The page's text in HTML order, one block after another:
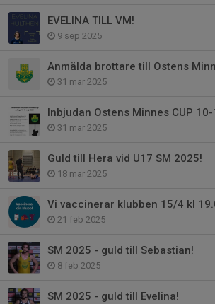
EVELINA TILL VM!
9 sep 2025
31 mar 2025
Inbjudan Ostens Minnes CUP
31 mar 2025
Guld till Hera vid U17 SM 2025!
18 mar 2025
Vi vaccinerar klubben 15/4 kl
21 feb 2025
SM 2025 - guld till Sebastian!
8 feb 2025
SM 2025 - guld till Evelina!